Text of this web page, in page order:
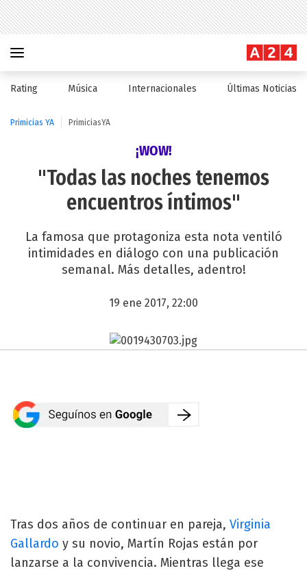
Rating Música Internacionales Últimas Noticias
Primicias YA PrimiciasYA
¡WOW!
"Todas las noches tenemos
encuentros íntimos"
La famosa que protagoniza esta nota ventiló
intimidades en diálogo con una publicación
semanal. Más detalles, adentro!
19 ene 2017, 22:00
Tras dos años de continuar en pareja, Virginia
Gallardo y su novio, Martín Rojas están por
lanzarse a la convivencia. Mientras llega ese